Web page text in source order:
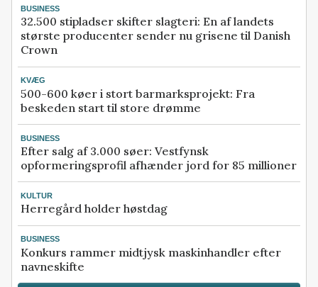
BUSINESS
32.500 stipladser skifter slagteri: En af landets
største producenter sender nu grisene til Danish
Crown
KVÆG
500-600 køer i stort barmarksprojekt: Fra
beskeden start til store drømme
BUSINESS
Efter salg af 3.000 søer: Vestfynsk
opformeringsprofil afhænder jord for 85 millioner
KULTUR
Herregård holder høstdag
BUSINESS
Konkurs rammer midtjysk maskinhandler efter
navneskifte